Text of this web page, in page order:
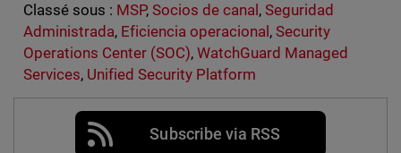
Classé sous : MSP, Socios de canal ,Seguridad
Administrada, Eficiencia operacional ,Security
Operations Center (SOC), WatchGuard Managed
Services, Unified Security Platform
Subscribe via RSS